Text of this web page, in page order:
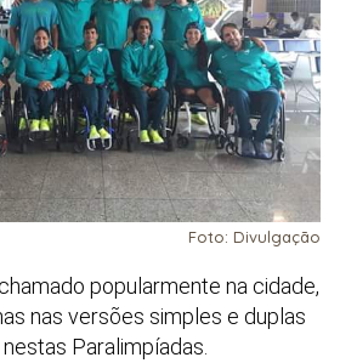
Foto: Divulgação
popularmente na cidade,
nas versões simples e duplas
Paralimpíadas.